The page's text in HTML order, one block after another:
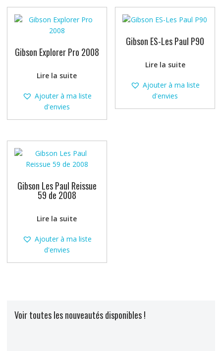
Gibson Explorer Pro 2008
Lire la suite
Ajouter à ma liste
d'envies
Gibson ES-Les Paul P90
Lire la suite
Ajouter à ma liste
d'envies
Gibson Les Paul Reissue
59 de 2008
Lire la suite
Ajouter à ma liste
d'envies
Voir toutes les nouveautés disponibles !